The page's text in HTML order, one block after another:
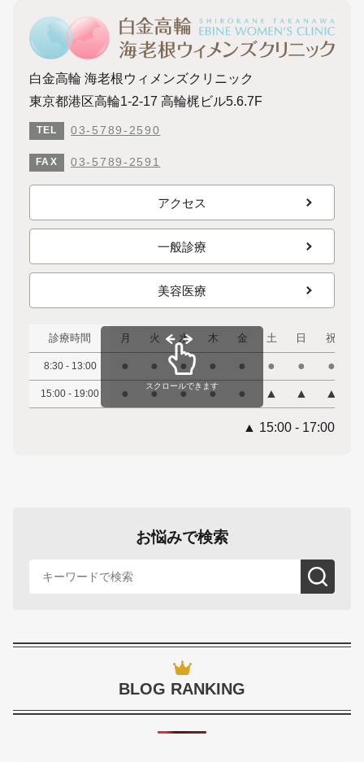
白金高輪 海老根ウィメンズクリニック
東京都港区高輪1-2-17 高輪梶ビル5.6.7F
TEL 03-5789-2590
FAX 03-5789-2591
アクセス
一般診療
美容医療
診療時間 月 火 水 木 金 土 日 祝
8:30 - 13:00 ● ● ● ● ● ● ● ●
15:00 - 19:00 ● ● ● ● ● ▲ ▲ ▲
スクロールできます
▲ 15:00 - 17:00
お悩みで検索
BLOG RANKING